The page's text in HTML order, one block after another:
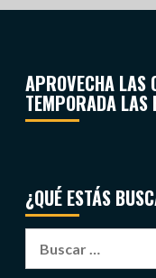
APROVECHA LAS
TEMPORADA
¿QUÉ ESTÁS